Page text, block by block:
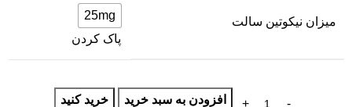
میزان نیکوتین سالت
25mg
پاک کردن
افزودن به سبد خرید خرید کنید